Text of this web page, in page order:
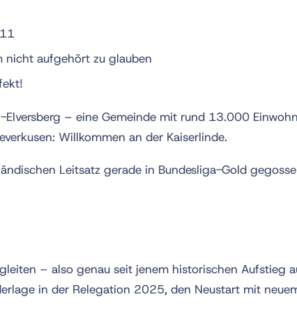
nicht aufgehört zu glauben
– eine Gemeinde mit rund 13.000
Willkommen an der Kaiserlinde.
Leitsatz gerade in Bundesliga-Gold
– also genau seit jenem historischen Aufstieg
in der Relegation 2025, den Neustart mit